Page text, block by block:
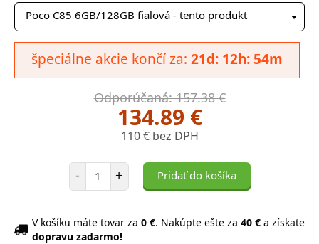
Poco C85 6GB/128GB fialová - tento produkt
špeciálne akcie končí za: 21d: 12h: 54m
Odporúčaná: 157.38 €
134.89 €
110 € bez DPH
- Počet položiek
+ Pridať do košíka
V košíku máte tovar za 0 €. Nakúpte ešte za 40 € a získate
dopravu zadarmo!